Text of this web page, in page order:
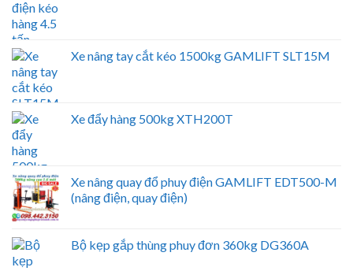
Xe nâng tay cắt kéo 1500kg GAMLIFT SLT15M
Xe đẩy hàng 500kg XTH200T
Xe nâng quay đổ phuy điện GAMLIFT EDT500-M
(nâng điện, quay điện)
Bộ kẹp gắp thùng phuy đơn 360kg DG360A